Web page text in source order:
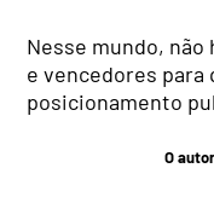
Nesse mundo,
e vencedores para
posicionamento
O